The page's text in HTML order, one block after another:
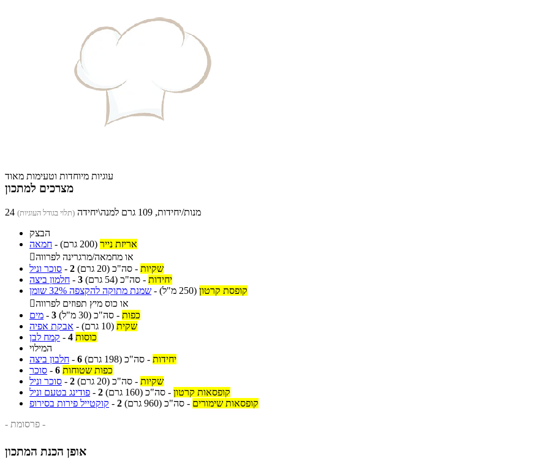
עוגיות מיוחדות וטעימות מאוד
מצרכים למתכון
24 מנות/יחידות, 109 גרם למנה\יחידה (תלוי בגודל העוגיות)
הבצק
חמאה - אריזת נייר (200 גרם)
או מחמאה/מרגרינה לפרווה
סוכר וניל - 2 שקיות - סה"כ (20 גרם)
חלמון ביצה - 3 יחידות - סה"כ (54 גרם)
שמנת מתוקה להקצפה 32% שומן - קופסת קרטון (250 מ"ל)
או כוס מיץ תפוזים לפרווה
מים - 3 כפות - סה"כ (30 מ"ל)
אבקת אפיה - שקית (10 גרם)
קמח לבן - 4 כוסות
המילוי
חלבון ביצה - 6 יחידות - סה"כ (198 גרם)
סוכר - 6 כפות שטוחות
סוכר וניל - 2 שקיות - סה"כ (20 גרם)
פודינג בטעם וניל - 2 קופסאות קרטון - סה"כ (160 גרם)
קוקטייל פירות בסירופ - 2 קופסאות שימורים - סה"כ (960 גרם)
- פרסומת -
אופן הכנת המתכון